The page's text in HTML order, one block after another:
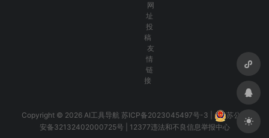
网
址
投
稿
友
情
链
接
Copyright © 2026 AI工具导航 苏ICP备2023045497号-3
苏公网
安备32132402000725号| 12377违法和不良信息举报中心